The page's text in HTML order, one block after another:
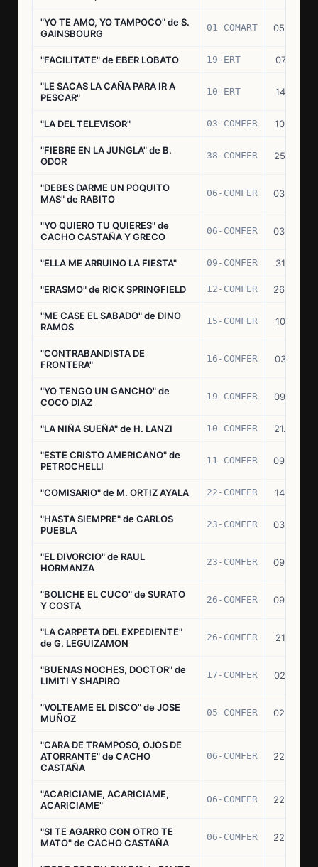
"YO TE AMO, YO TAMPOCO" de S.
GAINSBOURG
01-COMART 05.02.70
"FACILITATE" de EBER LOBATO 19-ERT 07.10.70
"LE SACAS LA CAÑA PARA IR A
PESCAR"
10-ERT 14.07.71
"LA DEL TELEVISOR" 03-COMFER 10.01.73
"FIEBRE EN LA JUNGLA" de B.
ODOR
38-COMFER 25.10.73
"DEBES DARME UN POQUITO
MAS" de RABITO
06-COMFER 03.05.74
"YO QUIERO TU QUIERES" de
CACHO CASTAÑA Y GRECO
06-COMFER 03.05.74
"ELLA ME ARRUINO LA FIESTA" 09-COMFER 31.07.74
"ERASMO" de RICK SPRINGFIELD 12-COMFER 26.09.74
"ME CASE EL SABADO" de DINO
RAMOS
15-COMFER 10.10.74
"CONTRABANDISTA DE
FRONTERA"
16-COMFER 03.12.74
"YO TENGO UN GANCHO" de
COCO DIAZ
19-COMFER 09.01.75
"LA NIÑA SUEÑA" de H. LANZI 10-COMFER 21.03.75
"ESTE CRISTO AMERICANO" de
PETROCHELLI
11-COMFER 09.04.75
"COMISARIO" de M. ORTIZ AYALA 22-COMFER 14.07.75
"HASTA SIEMPRE" de CARLOS
PUEBLA
23-COMFER 03.09.75
"EL DIVORCIO" de RAUL
HORMANZA
23-COMFER 09.09.75
"BOLICHE EL CUCO" de SURATO
Y COSTA
26-COMFER 09.09.75
"LA CARPETA DEL EXPEDIENTE"
de G. LEGUIZAMON
26-COMFER 21.10.75
"BUENAS NOCHES, DOCTOR" de
LIMITI Y SHAPIRO
17-COMFER 02.01.76
"VOLTEAME EL DISCO" de JOSE
MUÑOZ
05-COMFER 02.02.76
"CARA DE TRAMPOSO, OJOS DE
ATORRANTE" de CACHO
CASTAÑA
06-COMFER 22.04.76
"ACARICIAME, ACARICIAME,
ACARICIAME"
06-COMFER 22.04.76
"SI TE AGARRO CON OTRO TE
MATO" de CACHO CASTAÑA
06-COMFER 22.04.76